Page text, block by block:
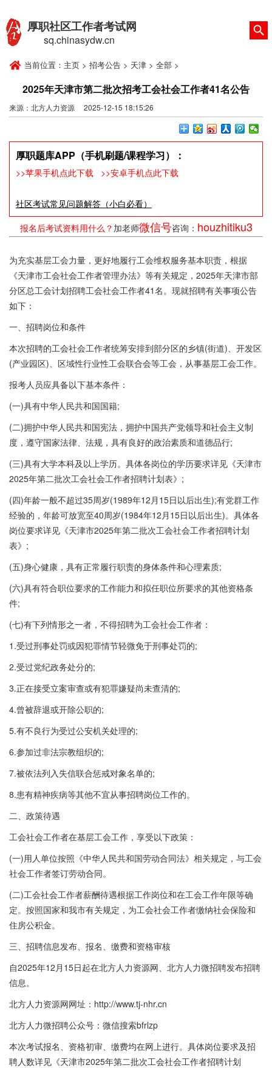
厚职社区工作者考试网
sq.chinasydw.cn
当前位置： 主页 > 招考公告 > 天津 > 全部 >
2025年天津市第二批次招考工会社会工作者41名公告
来源：北方人力资源 2025-12-15 18:15:26
厚职题库APP（手机刷题/课程学习）：
>>苹果手机点此下载 >>安卓手机点此下载
社区考试常见问题解答（小白必看）
报名后考试资料用什么？ 加老师微信号咨询： houzhitiku3
为充实基层工会力量，更好地履行工会维权服务基本职责，根据
《天津市工会社会工作者管理办法》等有关规定，2025年天津市部
分区总工会计划招聘工会社会工作者41名。现就招聘有关事项公告
如下：
一、招聘岗位和条件
本次招聘的工会社会工作者统筹安排到部分区的乡镇(街道)、开发区
(产业园区)、区域性行业性工会联合会等工会，从事基层工会工作。
报考人员应具备以下基本条件：
(一)具有中华人民共和国国籍;
(二)拥护中华人民共和国宪法，拥护中国共产党领导和社会主义制
度，遵守国家法律、法规，具有良好的政治素质和道德品行;
(三)具有大学本科及以上学历。具体各岗位的学历要求详见《天津市
2025年第二批次工会社会工作者招聘计划表》;
(四)年龄一般不超过35周岁(1989年12月15日以后出生);有党群工作
经验的，年龄可放宽至40周岁(1984年12月15日以后出生)。具体各
岗位要求详见《天津市2025年第二批次工会社会工作者招聘计划
表》;
(五)身心健康，具有正常履行职责的身体条件和心理素质;
(六)具有符合职位要求的工作能力和拟任职位所要求的其他资格条
件;
(七)有下列情形之一者，不得招聘为工会社会工作者：
1.受过刑事处罚或因犯罪情节轻微免于刑事处罚的;
2.受过党纪政务处分的;
3.正在接受立案审查或有犯罪嫌疑尚未查清的;
4.曾被辞退或开除公职的;
5.有不良行为受过公安机关处理的;
6.参加过非法宗教组织的;
7.被依法列入失信联合惩戒对象名单的;
8.患有精神疾病等其他不宜从事招聘岗位工作的。
二、政策待遇
工会社会工作者在基层工会工作，享受以下政策：
(一)用人单位按照《中华人民共和国劳动合同法》相关规定，与工会
社会工作者签订劳动合同。
(二)工会社会工作者薪酬待遇根据工作岗位和在工会工作年限等确
定。按照国家和我市有关规定，为工会社会工作者缴纳社会保险和
住房公积金。
三、招聘信息发布、报名、缴费和资格审核
自2025年12月15日起在北方人力资源网、北方人力微招聘发布招聘
信息。
北方人力资源网网址：http://www.tj-nhr.cn
北方人力微招聘公众号：微信搜索bfrlzp
本次考试报名、资格初审、缴费均在网上进行。具体岗位要求及招
聘人数详见《天津市2025年第二批次工会社会工作者招聘计划